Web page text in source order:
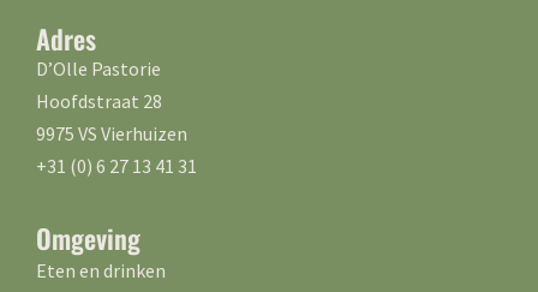
Adres
D’Olle Pastorie
Hoofdstraat 28
9975 VS Vierhuizen
+31 (0) 6 27 13 41 31
Omgeving
Eten en drinken